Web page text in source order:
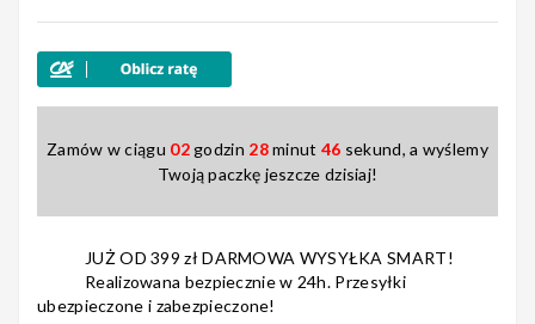
Prezenty
Rainbow
MAHILELE
Zamów w ciągu 02 godzin 28minut 44 sekund, a wyślemy
Twoją paczkę jeszcze dzisiaj!
JUŻ OD 399 zł DARMOWA WYSYŁKA SMART!
Realizowana bezpiecznie w 24h. Przesyłki
ubezpieczone i zabezpieczone!